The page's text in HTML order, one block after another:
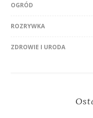
OGRÓD
ROZRYWKA
ZDROWIE I URODA